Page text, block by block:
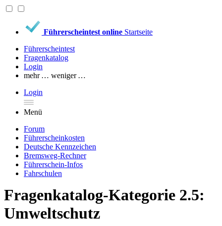
Führerscheintest online Startseite
Führerscheintest
Fragenkatalog
Login
mehr … weniger …
Login
Menü
Forum
Führerscheinkosten
Deutsche Kennzeichen
Bremsweg-Rechner
Führerschein-Infos
Fahrschulen
Fragenkatalog-Kategorie 2.5:
Umweltschutz